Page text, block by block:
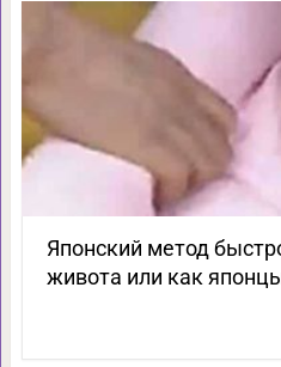
Японский метод
живота или как